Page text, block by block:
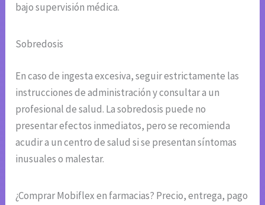
bajo supervisión médica.
Sobredosis
En caso de ingesta excesiva, seguir estrictamente las
instrucciones de administración y consultar a un
profesional de salud. La sobredosis puede no
presentar efectos inmediatos, pero se recomienda
acudir a un centro de salud si se presentan síntomas
inusuales o malestar.
¿Comprar Mobiflex en farmacias? Precio, entrega, pago